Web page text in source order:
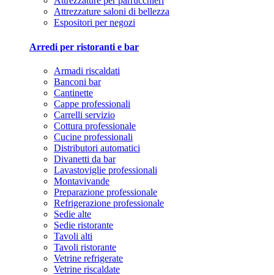
Attrezzature saloni di bellezza
Espositori per negozi
Arredi per ristoranti e bar
Armadi riscaldati
Banconi bar
Cantinette
Cappe professionali
Carrelli servizio
Cottura professionale
Cucine professionali
Distributori automatici
Divanetti da bar
Lavastoviglie professionali
Montavivande
Preparazione professionale
Refrigerazione professionale
Sedie alte
Sedie ristorante
Tavoli alti
Tavoli ristorante
Vetrine refrigerate
Vetrine riscaldate